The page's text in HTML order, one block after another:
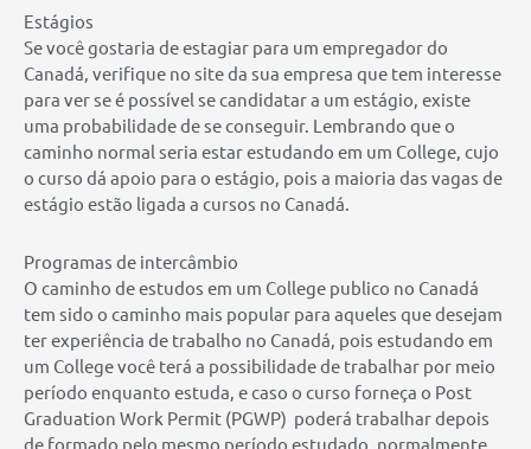
Estágios
Se você gostaria de estagiar para um empregador do
Canadá, verifique no site da sua empresa que tem interesse
para ver se é possível se candidatar a um estágio, existe
uma probabilidade de se conseguir. Lembrando que o
caminho normal seria estar estudando em um College, cujo
o curso dá apoio para o estágio, pois a maioria das vagas de
estágio estão ligada a cursos no Canadá.
Programas de intercâmbio
O caminho de estudos em um College publico no Canadá
tem sido o caminho mais popular para aqueles que desejam
ter experiência de trabalho no Canadá, pois estudando em
um College você terá a possibilidade de trabalhar por meio
período enquanto estuda, e caso o curso forneça o Post
Graduation Work Permit (PGWP) poderá trabalhar depois
de formado pelo mesmo período estudado, normalmente